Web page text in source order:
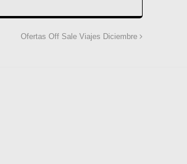
Ofertas Off Sale Viajes Diciembre